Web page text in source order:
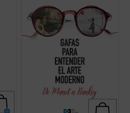
pregunten: ¿no es esto una tomadura de
pelo? Este libro se abre, con estilo
informativo y ameno, tanto al amante como
al detractor del ...
(ver ficha)